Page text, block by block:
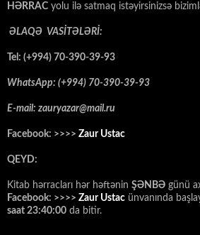
HƏRRAC yolu ilə satmaq istəyirsinizsə
ƏLAQƏ VASİTƏLƏRİ:
Tel: (+994) 70-390-39-93
WhatsApp: (+994) 70-390-39-93
E-mail: zauryazar@mail.ru
Facebook: >>>> Zaur Ustac
QEYD:
Kitab hərracları hər həftənin ŞƏNBƏ günü
Facebook: >>>> Zaur Ustac ünvanında
saat 23:40:00 da bitir.